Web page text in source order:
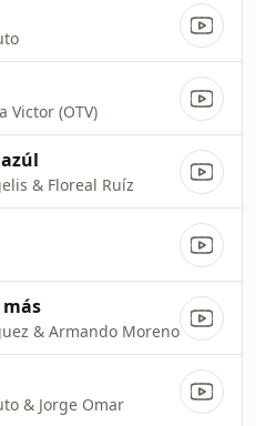
Victor (OTV)
& Floreal Ruíz
& Armando Moreno
& Jorge Omar